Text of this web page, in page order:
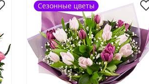
Сезонные цветы